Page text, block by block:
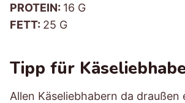
PROTEIN: 16 G
FETT: 25 G
Tipp für
Allen Käseliebhabern da draußen